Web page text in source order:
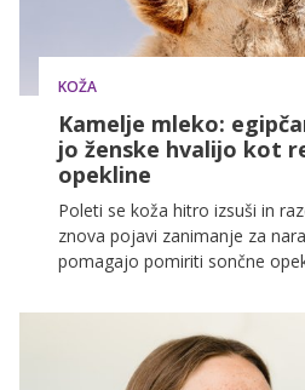
KOŽA
Kamelje mleko:
jo ženske hvalijo kot
opekline
Poleti se koža hitro izsuši in
znova pojavi zanimanje za
pomagajo pomiriti sončne
sveta, ki jo raziskave
vlaženjem kože po